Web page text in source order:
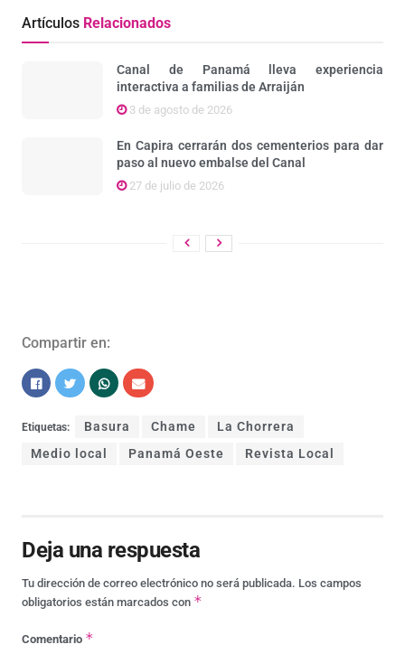
Artículos Relacionados
Canal de Panamá lleva experiencia
interactiva a familias de Arraiján
3 de agosto de 2026
En Capira cerrarán dos cementerios para dar
paso al nuevo embalse del Canal
27 de julio de 2026
Compartir en:
Etiquetas: Basura Chame
La Chorrera
Medio local
Panamá Oeste Revista Local
Deja una respuesta
Tu dirección de correo electrónico no será publicada. Los campos
obligatorios están marcados con *
Comentario *